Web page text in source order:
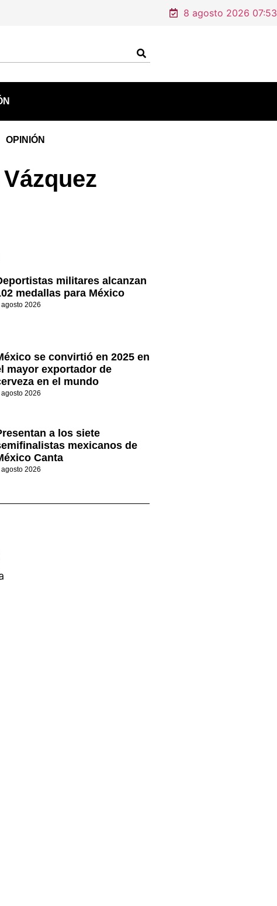
8 agosto 2026 07:53
OPINIÓN
militares alcanzan
medallas para México
agosto 2026
se convirtió en 2025 en
mayor exportador de
en el mundo
agosto 2026
a los siete
mexicanos de
Canta
agosto 2026